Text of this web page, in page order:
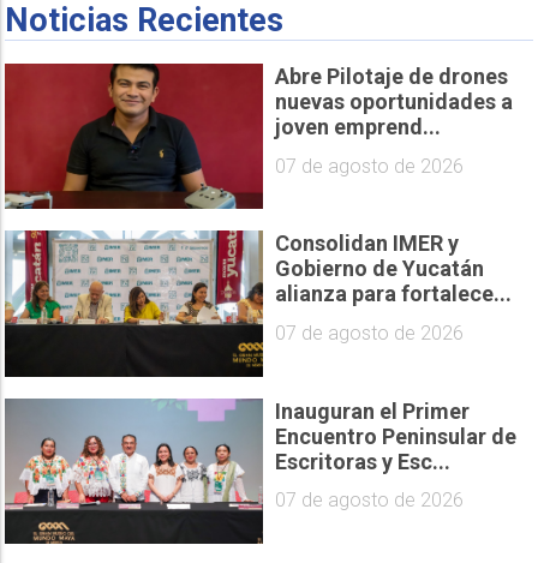
Noticias Recientes
Abre Pilotaje de drones
nuevas oportunidades a
joven emprend...
07 de agosto de 2026
Consolidan IMER y
Gobierno de Yucatán
alianza para fortalece...
07 de agosto de 2026
Inauguran el Primer
Encuentro Peninsular de
Escritoras y Esc...
07 de agosto de 2026